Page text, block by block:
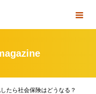
たら社会保険はどうなる？